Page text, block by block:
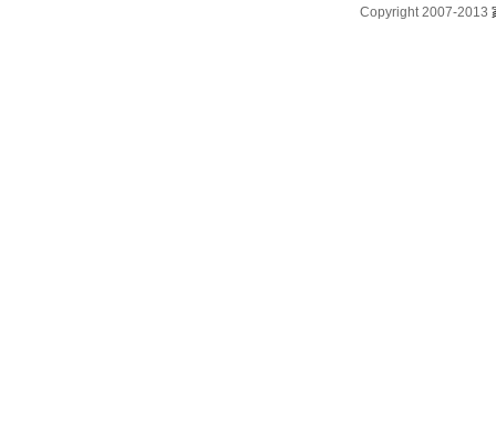
Copyright 2007-2013